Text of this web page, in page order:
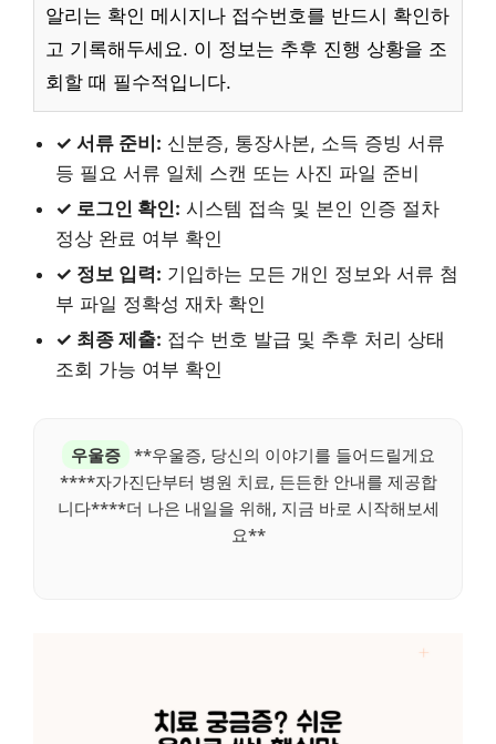
알리는 확인 메시지나 접수번호를 반드시 확인하
고 기록해두세요. 이 정보는 추후 진행 상황을 조
회할 때 필수적입니다.
✓ 서류 준비: 신분증, 통장사본, 소득 증빙 서류
등 필요 서류 일체 스캔 또는 사진 파일 준비
✓ 로그인 확인: 시스템 접속 및 본인 인증 절차
정상 완료 여부 확인
✓ 정보 입력: 기입하는 모든 개인 정보와 서류 첨
부 파일 정확성 재차 확인
✓ 최종 제출: 접수 번호 발급 및 추후 처리 상태
조회 가능 여부 확인
우울증
**우울증, 당신의 이야기를 들어드릴게요
****자가진단부터 병원 치료, 든든한 안내를 제공합
니다****더 나은 내일을 위해, 지금 바로 시작해보세
요**